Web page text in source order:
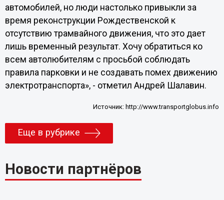
автомобилей, но люди настолько привыкли за
время реконструкции Рождественской к
отсутствию трамвайного движения, что это дает
лишь временный результат. Хочу обратиться ко
всем автолюбителям с просьбой соблюдать
правила парковки и не создавать помех движению
электротранспорта», - отметил Андрей Шалавин.
Источник: http://www.transportglobus.info
Еще в рубрике
Новости партнёров